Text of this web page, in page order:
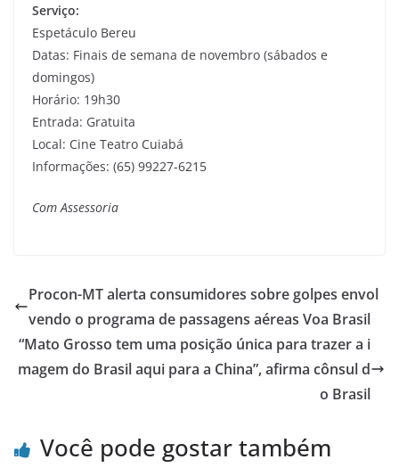
Serviço:
Espetáculo Bereu
Datas: Finais de semana de novembro (sábados e
domingos)
Horário: 19h30
Entrada: Gratuita
Local: Cine Teatro Cuiabá
Informações: (65) 99227-6215
Com Assessoria
Procon-MT alerta consumidores sobre golpes envol
vendo o programa de passagens aéreas Voa Brasil
“Mato Grosso tem uma posição única para trazer a i
magem do Brasil aqui para a China”, afirma cônsul d
o Brasil
Você pode gostar também